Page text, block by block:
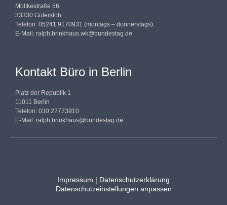
Moltkestraße 56
33330 Gütersloh
Telefon: 05241 9170931 (montags – donnerstags)
E-Mail: ralph.brinkhaus.wk@bundestag.de
Kontakt Büro in Berlin
Platz der Republik 1
11011 Berlin
Telefon: 030 22773910
E-Mail: ralph.brinkhaus@bundestag.de
Impressum | Datenschutzerklärung
Datenschutzeinstellungen anpassen